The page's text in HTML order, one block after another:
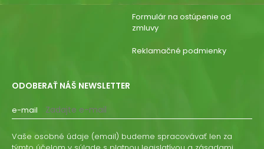
Formulár na ostúpenie od
zmluvy
Reklamačné podmienky
ODOBERAŤ NÁŠ NEWSLETTER
e-mail
Vaše osobné údaje (email) budeme spracovávať len za